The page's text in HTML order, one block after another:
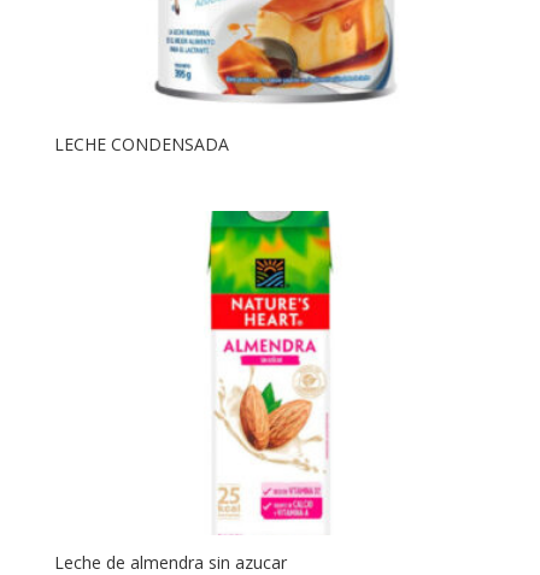
LECHE CONDENSADA
Leche de almendra sin azucar